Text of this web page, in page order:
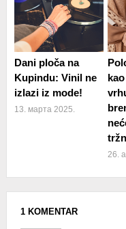
Dani ploča na
Kupindu: Vinil ne
izlazi iz mode!
13. марта 2025.
26.
1 KOMENTAR